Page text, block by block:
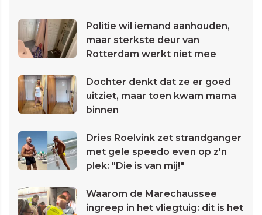
Politie wil iemand aanhouden,
maar sterkste deur van
Rotterdam werkt niet mee
Dochter denkt dat ze er goed
uitziet, maar toen kwam mama
binnen
Dries Roelvink zet strandganger
met gele speedo even op z'n
plek: "Die is van mij!"
Waarom de Marechaussee
ingreep in het vliegtuig: dit is het